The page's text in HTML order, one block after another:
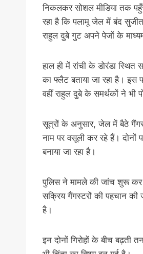
निकलकर सोशल मीडिया तक
रहा है कि पलामू जेल में बंद
राहुल दुबे गुट अपने पेजों के
हाल ही में रांची के डोरंडा
का फ्लैट बताया जा रहा है। इस
वहीं राहुल दुबे के समर्थकों ने भी
सूत्रों के अनुसार, जेल में बैठे
नाम पर वसूली कर रहे हैं। दोनों
बनाया जा रहा है।
पुलिस ने मामले की जांच शुरू कर
सक्रिय गैंगस्टरों की पहचान की
है।
इन दोनों गिरोहों के बीच बढ़ती